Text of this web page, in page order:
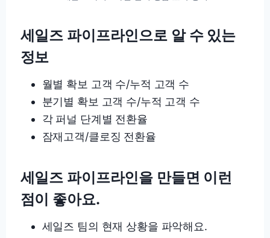
세일즈 파이프라인으로 알 수 있는
정보
월별 확보 고객 수/누적 고객 수
분기별 확보 고객 수/누적 고객 수
각 퍼널 단계별 전환율
잠재고객/클로징 전환율
세일즈 파이프라인을 만들면 이런
점이 좋아요.
세일즈 팀의 현재 상황을 파악해요.